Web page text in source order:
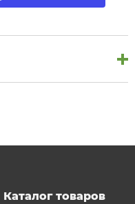
Каталог товаров